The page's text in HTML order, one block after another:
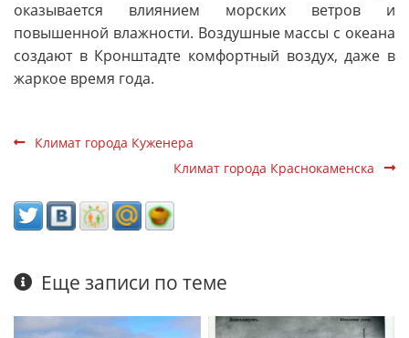
оказывается влиянием морских ветров и
повышенной влажности. Воздушные массы с океана
создают в Кронштадте комфортный воздух, даже в
жаркое время года.
Климат города Куженера
Климат города Краснокаменска
Еще записи по теме